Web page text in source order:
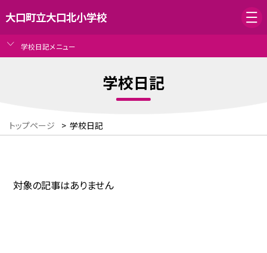
大口町立大口北小学校
学校日記メニュー
学校日記
トップページ > 学校日記
対象の記事はありません